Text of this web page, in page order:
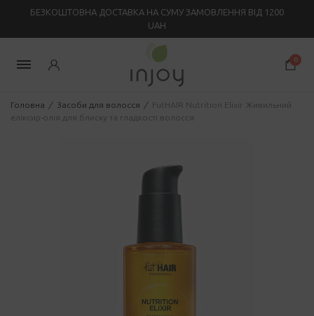
БЕЗКОШТОВНА ДОСТАВКА НА СУМУ ЗАМОВЛЕННЯ ВІД 1200
UAH
0
Головна / Засоби для волосся / FutHAIR Nutrition Elixir Живильний
еліксир-олія для блиску та гладкості волосся